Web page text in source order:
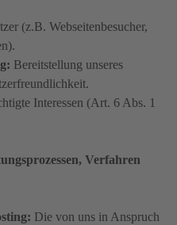
(z.B. Webseitenbesucher,
Bereitstellung unseres
Interessen (Art. 6 Abs. 1
Verfahren
Die von uns in Anspruch